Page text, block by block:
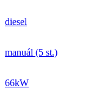
diesel
manuál (5 st.)
66kW